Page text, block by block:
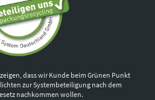
dass wir Kunde beim Grünen Punkt
zur Systembeteiligung nach dem
nachkommen wollen.